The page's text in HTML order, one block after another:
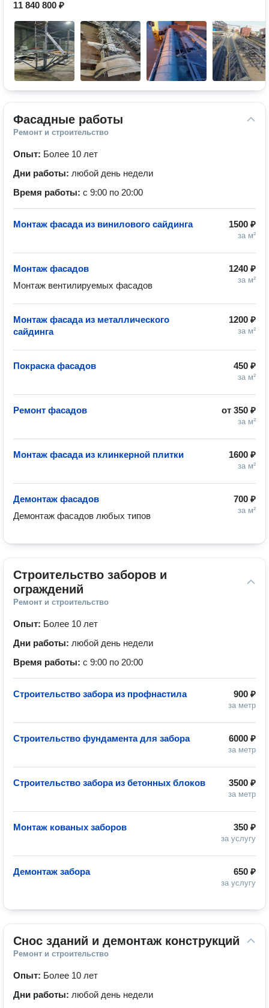
11 840 800 ₽
Фасадные работы
Ремонт и строительство
Опыт: Более 10 лет
Дни работы: любой день недели
Время работы: с 9:00 по 20:00
1500 ₽
за м²
Монтаж фасада из винилового сайдинга
1240 ₽
за м²
Монтаж фасадов
Монтаж вентилируемых фасадов
1200 ₽
за м²
Монтаж фасада из металлического
сайдинга
450 ₽
за м²
Покраска фасадов
от 350 ₽
за м²
Ремонт фасадов
1600 ₽
за м²
Монтаж фасада из клинкерной плитки
700 ₽
за м²
Демонтаж фасадов
Демонтаж фасадов любых типов
Строительство заборов и
ограждений
Ремонт и строительство
Опыт: Более 10 лет
Дни работы: любой день недели
Время работы: с 9:00 по 20:00
900 ₽
за метр
Строительство забора из профнастила
6000 ₽
за метр
Строительство фундамента для забора
3500 ₽
за метр
Строительство забора из бетонных блоков
350 ₽
за услугу
Монтаж кованых заборов
650 ₽
за услугу
Демонтаж забора
Снос зданий и демонтаж конструкций
Ремонт и строительство
Опыт: Более 10 лет
Дни работы: любой день недели